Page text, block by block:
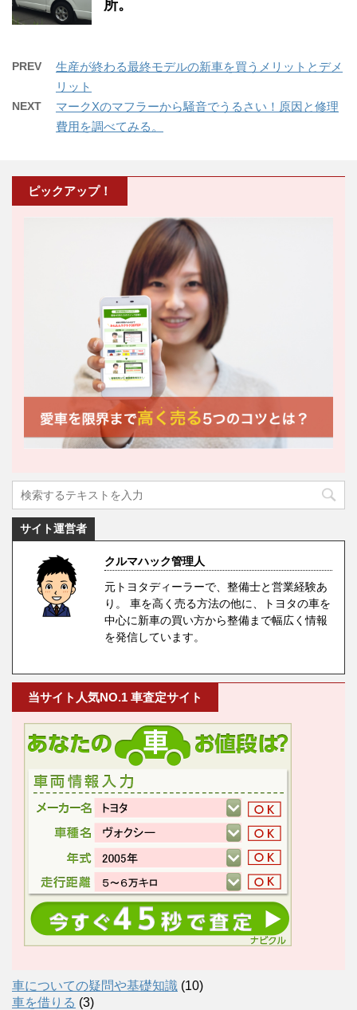
所。
PREV
生産が終わる最終モデルの新車を買うメリットとデメ
リット
NEXT
マークXのマフラーから騒音でうるさい！原因と修理
費用を調べてみる。
ピックアップ！
サイト運営者
クルマハック管理人
元トヨタディーラーで、整備士と営業経験あ
り。 車を高く売る方法の他に、トヨタの車を
中心に新車の買い方から整備まで幅広く情報
を発信しています。
当サイト人気NO.1 車査定サイト
車についての疑問や基礎知識 (10)
車を借りる (3)